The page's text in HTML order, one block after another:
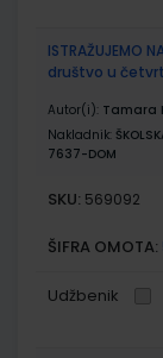
ISTRAŽUJEMO
društvo u
Autor(i): Tamara
Nakladnik:
7637-DOM
SKU: 569092
ŠIFRA OMOTA:
Udžbenik